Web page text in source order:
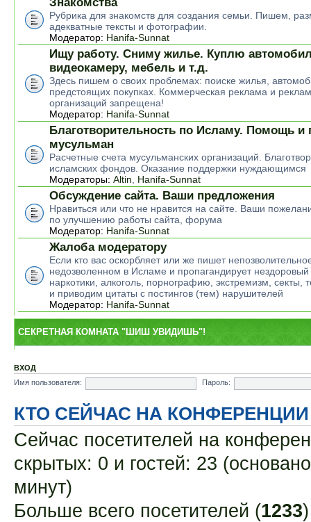
Рубрика для знакомств для создания семьи. Пишем,
адекватные тексты и фотографии.
Модератор: Hanifa-Sunnat
Ищу работу. Сниму жилье. Куплю
видеокамеру, мебель и т.д.
Здесь пишем о своих проблемах: поиске жилья,
предстоящих покупках. Коммерческая реклама и
организаций запрещена!
Модератор: Hanifa-Sunnat
Благотворительность по Исламу. Помощь и
мусульман
Расчетные счета мусульманских организаций.
исламских фондов. Оказание поддержки нуждающимся
Модераторы: Altin Hanifa-Sunnat
Обсуждение сайта. Ваши предложения
Нравиться или что не нравится на сайте. Ваши
по улучшению работы сайта, форума
Модератор: Hanifa-Sunnat
Жалоба модератору
Если кто вас оскорбляет или же пишет
недозволенном в Исламе и пропагандирует
наркотики, алкоголь, порнографию, экстремизм, секты,
и приводим цитаты с постингов (тем) нарушителей
Модератор: Hanifa-Sunnat
СЕКРЕТНАЯ КОМНАТА "ШИШ УВИДИШЬ"!
ВХОД
Имя пользователя:
Пароль:
КТО СЕЙЧАС НА КОНФЕРЕНЦИИ
Сейчас посетителей на
скрытых: 0 и гостей: 23
минут)
Больше всего посетителей (1233